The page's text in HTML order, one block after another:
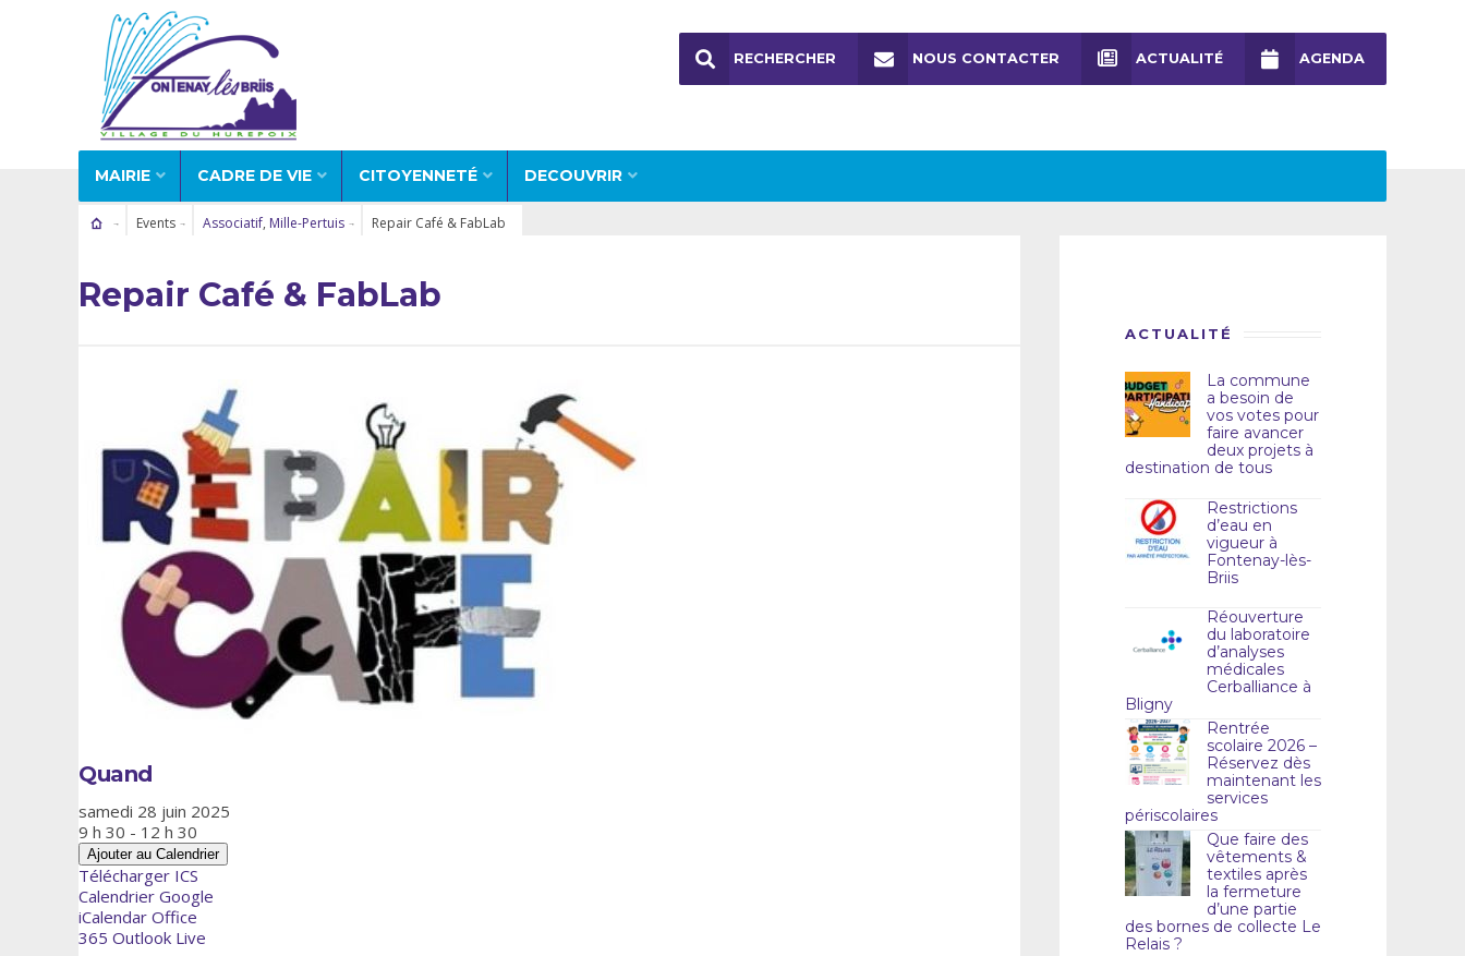
MAIRIE CADRE DE VIE CITOYENNETÉ DECOUVRIR
RECHERCHER NOUS CONTACTER ACTUALITÉ AGENDA
Events Associatif, Mille-Pertuis Repair Café & FabLab
Repair Café & FabLab
Quand
samedi 28 juin 2025
9 h 30 - 12 h 30
Ajouter au Calendrier
Télécharger ICS
Calendrier Google
iCalendar Office
365 Outlook Live
ACTUALITÉ
La commune
a besoin de
vos votes pour
faire avancer
deux projets à
destination de tous
Restrictions
d’eau en
vigueur à
Fontenay-lès-
Briis
Réouverture
du laboratoire
d’analyses
médicales
Cerballiance à
Bligny
Rentrée
scolaire 2026 –
Réservez dès
maintenant les
services
périscolaires
Que faire des
vêtements &
textiles après
la fermeture
d’une partie
des bornes de collecte Le
Relais ?